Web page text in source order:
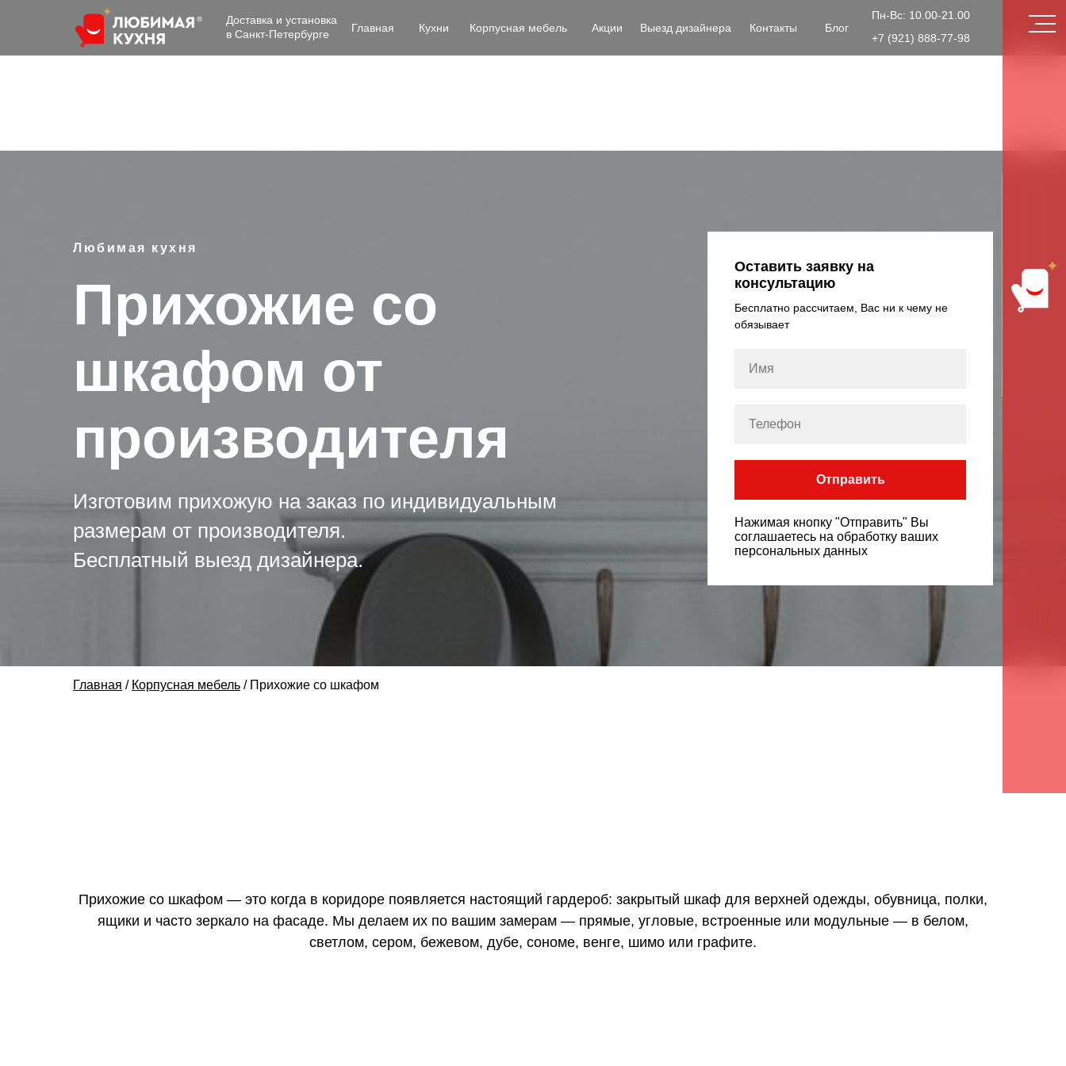
Доставка и установка
в Санкт-Петербурге
Контакты
Выезд дизайнера
Корпусная мебель
Акции
+7 (921) 888-77-98
Пн-Вс: 10.00-21.00
Главная
Кухни Блог
Любимая кухня
Прихожие со
шкафом от
производителя
Изготовим прихожую на заказ по индивидуальным
размерам от производителя.
Бесплатный выезд дизайнера.
Оставить заявку на
консультацию
Бесплатно рассчитаем, Вас ни к чему не
обязывает
Отправить
Нажимая кнопку "Отправить" Вы
соглашаетесь на обработку ваших
персональных данных
Главная / Корпусная мебель / Прихожие со шкафом
Прихожие со шкафом — это когда в коридоре появляется настоящий гардероб: закрытый шкаф для верхней одежды, обувница, полки,
ящики и часто зеркало на фасаде. Мы делаем их по вашим замерам — прямые, угловые, встроенные или модульные — в белом,
светлом, сером, бежевом, дубе, сономе, венге, шимо или графите.